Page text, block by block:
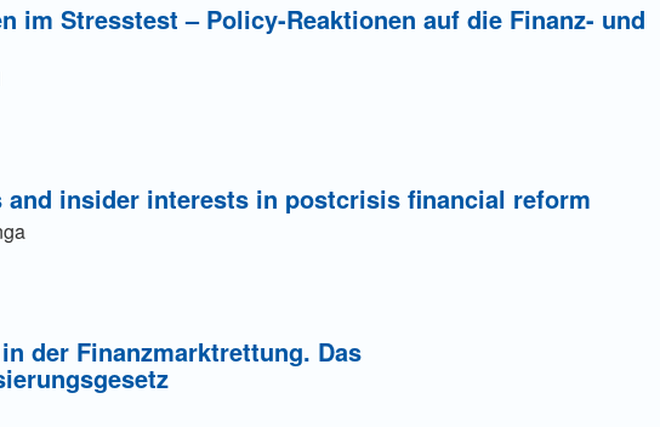
im Stresstest – Policy-Reaktionen auf die Finanz- und
and insider interests in postcrisis financial reform
der Finanzmarktrettung. Das